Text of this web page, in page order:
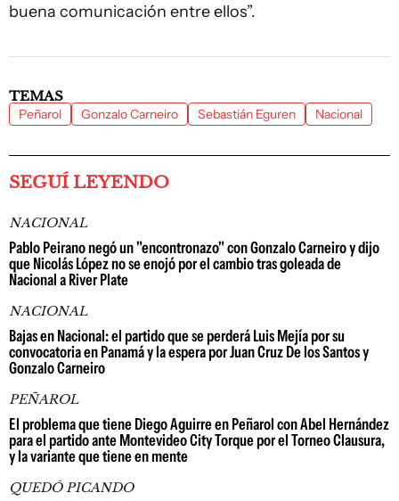
buena comunicación entre ellos”.
TEMAS
Peñarol Gonzalo Carneiro Sebastián Eguren Nacional
SEGUÍ LEYENDO
NACIONAL
Pablo Peirano negó un "encontronazo" con Gonzalo Carneiro y dijo
que Nicolás López no se enojó por el cambio tras goleada de
Nacional a River Plate
NACIONAL
Bajas en Nacional: el partido que se perderá Luis Mejía por su
convocatoria en Panamá y la espera por Juan Cruz De los Santos y
Gonzalo Carneiro
PEÑAROL
El problema que tiene Diego Aguirre en Peñarol con Abel Hernández
para el partido ante Montevideo City Torque por el Torneo Clausura,
y la variante que tiene en mente
QUEDÓ PICANDO